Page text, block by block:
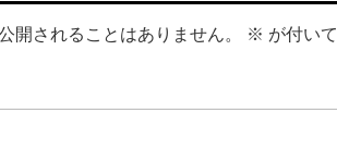
開されることはありません。 ※ が付い